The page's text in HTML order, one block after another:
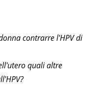
contrarre l'HPV di
quali altre